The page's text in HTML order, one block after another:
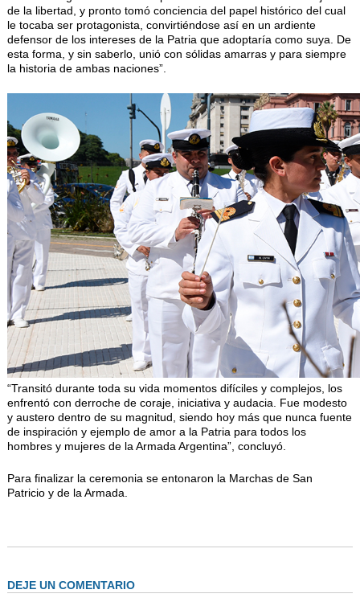
de la libertad, y pronto tomó conciencia del papel histórico del cual
le tocaba ser protagonista, convirtiéndose así en un ardiente
defensor de los intereses de la Patria que adoptaría como suya. De
esta forma, y sin saberlo, unió con sólidas amarras y para siempre
la historia de ambas naciones”.
“Transitó durante toda su vida momentos difíciles y complejos, los
enfrentó con derroche de coraje, iniciativa y audacia. Fue modesto
y austero dentro de su magnitud, siendo hoy más que nunca fuente
de inspiración y ejemplo de amor a la Patria para todos los
hombres y mujeres de la Armada Argentina”, concluyó.
Para finalizar la ceremonia se entonaron la Marchas de San
Patricio y de la Armada.
DEJE UN COMENTARIO